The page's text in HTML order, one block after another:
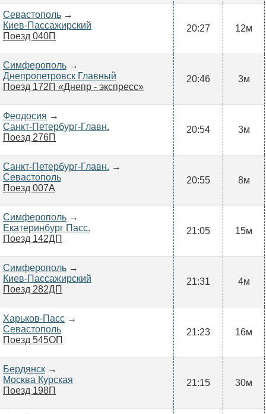
Севастополь →
Киев-Пассажирский
Поезд 040П
20:27 12м
Симферополь →
Днепропетровск Главный
Поезд 172П «Днепр - экспресс»
20:46 3м
Феодосия →
Санкт-Петербург-Главн.
Поезд 276П
20:54 3м
Санкт-Петербург-Главн. →
Севастополь
Поезд 007А
20:55 8м
Симферополь →
Екатеринбург Пасс.
Поезд 142ДП
21:05 15м
Симферополь →
Киев-Пассажирский
Поезд 282ДП
21:31 4м
Харьков-Пасс →
Севастополь
Поезд 545ОП
21:23 16м
Бердянск →
Москва Курская
Поезд 198П
21:15 30м